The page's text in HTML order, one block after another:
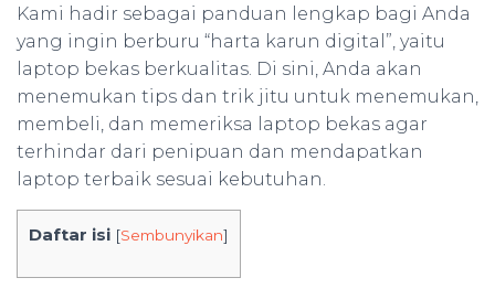
Kami hadir sebagai panduan lengkap bagi Anda
yang ingin berburu “harta karun digital”, yaitu
laptop bekas berkualitas. Di sini, Anda akan
menemukan tips dan trik jitu untuk menemukan,
membeli, dan memeriksa laptop bekas agar
terhindar dari penipuan dan mendapatkan
laptop terbaik sesuai kebutuhan.
Daftar isi [Sembunyikan]